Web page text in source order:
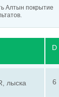
Алтын покрытие
D
лыска
6